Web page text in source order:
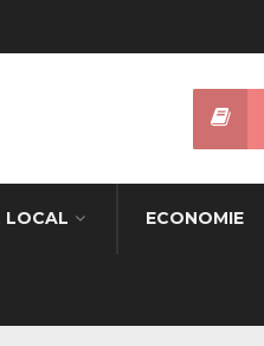
LOCAL ECONOMIE